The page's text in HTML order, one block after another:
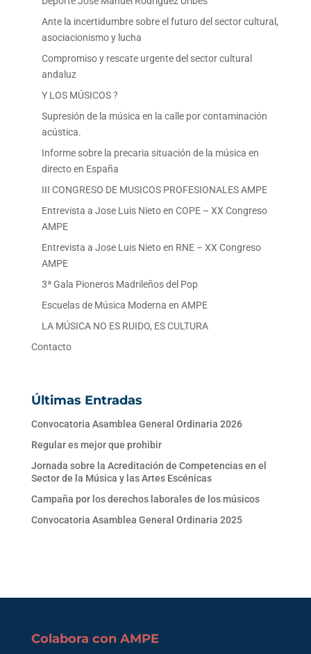
Ante la incertidumbre sobre el futuro del sector cultural,
asociacionismo y lucha
Compromiso y rescate urgente del sector cultural
andaluz
Y LOS MÚSICOS ?
Supresión de la música en la calle por contaminación
acústica.
Informe sobre la precaria situación de la música en
directo en España
III CONGRESO DE MUSICOS PROFESIONALES AMPE
Entrevista a Jose Luis Nieto en COPE – XX Congreso
AMPE
Entrevista a Jose Luis Nieto en RNE – XX Congreso
AMPE
3ª Gala Pioneros Madrileños del Pop
Escuelas de Música Moderna en AMPE
LA MÚSICA NO ES RUIDO, ES CULTURA
Contacto
Últimas Entradas
Convocatoria Asamblea General Ordinaria 2026
Regular es mejor que prohibir
Jornada sobre la Acreditación de Competencias en el
Sector de la Música y las Artes Escénicas
Campaña por los derechos laborales de los músicos
Convocatoria Asamblea General Ordinaria 2025
Colabora con AMPE